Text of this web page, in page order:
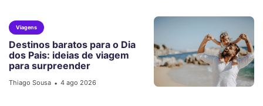
Viagens
Destinos baratos para o Dia
dos Pais: ideias de viagem
para surpreender
Thiago Sousa • 4 ago 2026